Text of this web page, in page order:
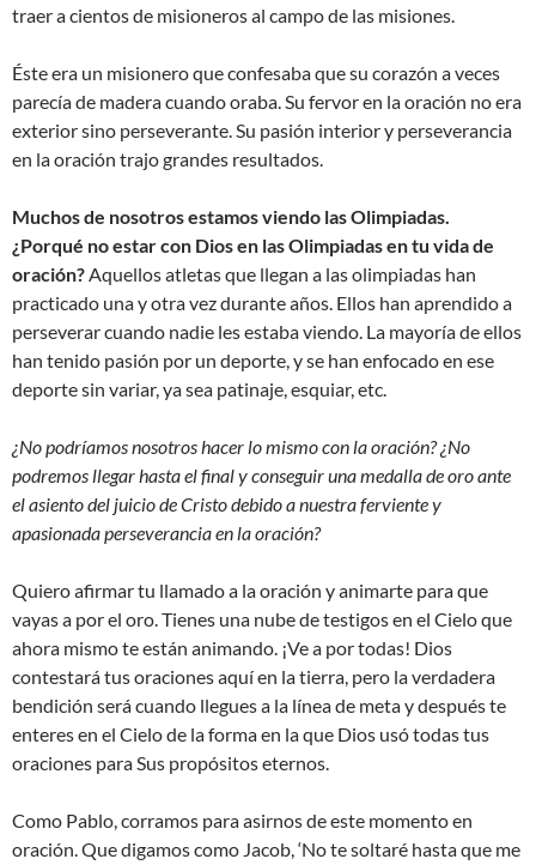
traer a cientos de misioneros al campo de las misiones.
Éste era un misionero que confesaba que su corazón a veces
parecía de madera cuando oraba. Su fervor en la oración no era
exterior sino perseverante. Su pasión interior y perseverancia
en la oración trajo grandes resultados.
Muchos de nosotros estamos viendo las Olimpiadas.
¿Porqué no estar con Dios en las Olimpiadas en tu vida de
oración?Aquellos atletas que llegan a las olimpiadas han
practicado una y otra vez durante años. Ellos han aprendido a
perseverar cuando nadie les estaba viendo. La mayoría de ellos
han tenido pasión por un deporte, y se han enfocado en ese
deporte sin variar, ya sea patinaje, esquiar, etc.
¿No podríamos nosotros hacer lo mismo con la oración? ¿No
podremos llegar hasta el final y conseguir una medalla de oro ante
el asiento del juicio de Cristo debido a nuestra ferviente y
apasionada perseverancia en la oración?
Quiero afirmar tu llamado a la oración y animarte para que
vayas a por el oro. Tienes una nube de testigos en el Cielo que
ahora mismo te están animando. ¡Ve a por todas! Dios
contestará tus oraciones aquí en la tierra, pero la verdadera
bendición será cuando llegues a la línea de meta y después te
enteres en el Cielo de la forma en la que Dios usó todas tus
oraciones para Sus propósitos eternos.
Como Pablo, corramos para asirnos de este momento en
oración. Que digamos como Jacob, ‘No te soltaré hasta que me